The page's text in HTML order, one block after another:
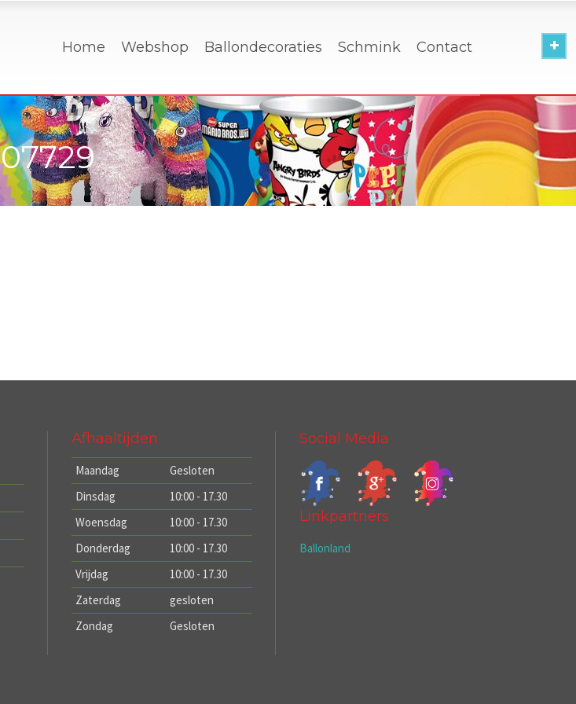
Home Webshop Ballondecoraties Schmink Contact
07729
Afhaaltijden
Maandag
Gesloten
Dinsdag
10:00 - 17.30
Woensdag
10:00 - 17.30
Donderdag
10:00 - 17.30
Vrijdag
10:00 - 17.30
Zaterdag
gesloten
Zondag
Gesloten
Social Media
Linkpartners
Ballonland